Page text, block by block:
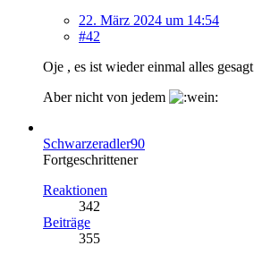
22. März 2024 um 14:54
#42
Oje , es ist wieder einmal alles gesagt
Aber nicht von jedem
Schwarzeradler90
Fortgeschrittener
Reaktionen
342
Beiträge
355